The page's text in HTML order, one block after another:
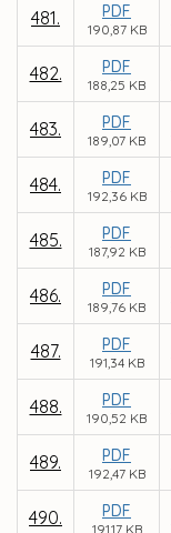
481. PDF
190,87 KB
482. PDF
188,25 KB
483. PDF
189,07 KB
484. PDF
192,36 KB
485. PDF
187,92 KB
486. PDF
189,76 KB
487. PDF
191,34 KB
488. PDF
190,52 KB
489. PDF
192,47 KB
490. PDF
191,17 KB